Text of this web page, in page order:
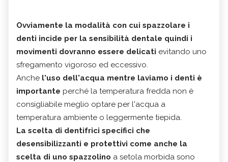
Ovviamente la modalità con cui spazzolare i
denti incide per la sensibilità dentale quindi i
movimenti dovranno essere delicati evitando uno
sfregamento vigoroso ed eccessivo.
Anche l'uso dell'acqua mentre laviamo i denti è
importante perché la temperatura fredda non è
consigliabile meglio optare per l'acqua a
temperatura ambiente o leggermente tiepida.
La scelta di dentifrici specifici che
desensibilizzanti e protettivi come anche la
scelta di uno spazzolino a setola morbida sono